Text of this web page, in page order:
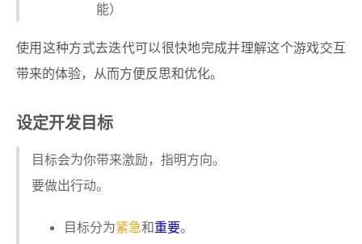
能）
使用这种方式去迭代可以很快地完成并理解这个游戏交互
带来的体验，从而方便反思和优化。
设定开发目标
目标会为你带来激励，指明方向。
要做出行动。
目标分为紧急和重要。